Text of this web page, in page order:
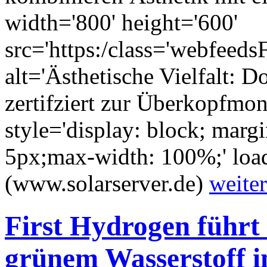
width='800' height='600'
src='https:/
alt='Ästhetische Vielfalt:
zertifziert zur
style='display: block;
5px;max-width: 100%;'
(www.solarserver.de) weiter
First Hydrogen führt
grünem Wasserstoff